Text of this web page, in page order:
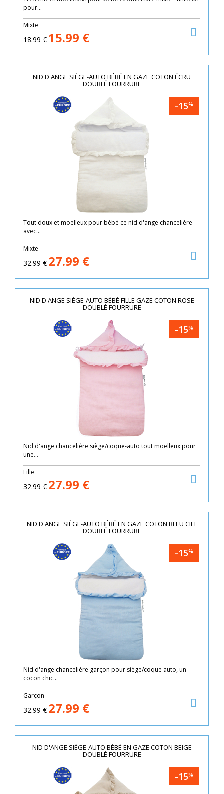
pour...
Mixte
18.99 € 15.99 €
NID D'ANGE SIÈGE-AUTO BÉBÉ EN GAZE COTON ÉCRU
DOUBLÉ FOURRURE
-15%
Tout doux et moelleux pour bébé ce nid d'ange chancelière
avec...
Mixte
32.99 € 27.99 €
NID D'ANGE SIÈGE-AUTO BÉBÉ FILLE GAZE COTON ROSE
DOUBLÉ FOURRURE
-15%
Nid d'ange chancelière siège/coque-auto tout moelleux pour
une...
Fille
32.99 € 27.99 €
NID D'ANGE SIÈGE-AUTO BÉBÉ EN GAZE COTON BLEU CIEL
DOUBLÉ FOURRURE
-15%
Nid d'ange chancelière garçon pour siège/coque auto, un
cocon chic...
Garçon
32.99 € 27.99 €
NID D'ANGE SIÈGE-AUTO BÉBÉ EN GAZE COTON BEIGE
DOUBLÉ FOURRURE
-15%